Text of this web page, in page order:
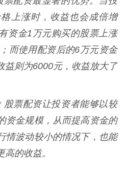
上涨时，收益也会成倍增
资金1万元购买的股票上涨
而使用配资后的6万元资金
益则为6000元，收益放大了
票配资让投资者能够以较
资金规模，从而提高资金的
情波动较小的情况下，也能
的收益。